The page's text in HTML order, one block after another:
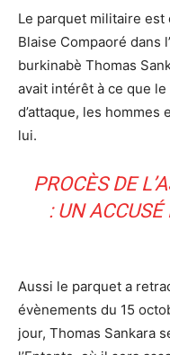
Le parquet militaire
Blaise Compaoré dans
burkinabè Thomas
avait intérêt à ce que
d’attaque, les
lui.
PROCÈS DE
: UN ACCUSÉ
Aussi le parquet a
évènements du 15
jour, Thomas Sankara